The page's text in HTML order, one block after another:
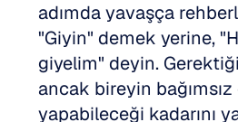
adımda yavaşça
"Giyin" demek yerine,
giyelim" deyin.
ancak bireyin
yapabileceği kadarını